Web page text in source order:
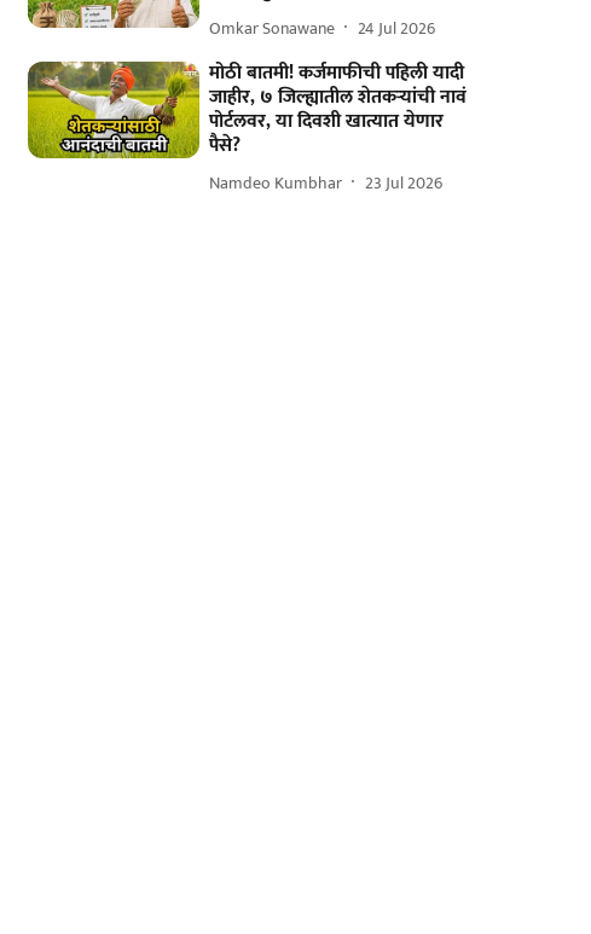
Omkar Sonawane 24 Jul 2026
मोठी बातमी! कर्जमाफीची पहिली यादी
जाहीर, ७ जिल्ह्यातील शेतकऱ्यांची नावं
पोर्टलवर, या दिवशी खात्यात येणार
पैसे?
Namdeo Kumbhar 23 Jul 2026